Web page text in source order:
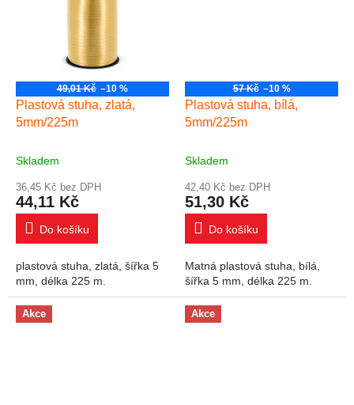
49,01 Kč –10 %
Plastová stuha, zlatá,
5mm/225m
Skladem
36,45 Kč bez DPH
44,11 Kč
Do košíku
plastová stuha, zlatá, šířka 5
mm, délka 225 m.
57 Kč –10 %
Plastová stuha, bílá,
5mm/225m
Skladem
42,40 Kč bez DPH
51,30 Kč
Do košíku
Matná plastová stuha, bílá,
šířka 5 mm, délka 225 m.
Akce Akce